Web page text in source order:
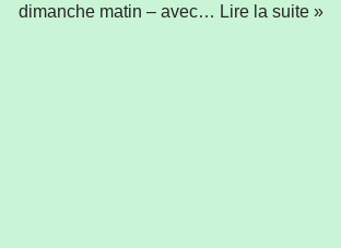
dimanche matin – avec… Lire la suite »